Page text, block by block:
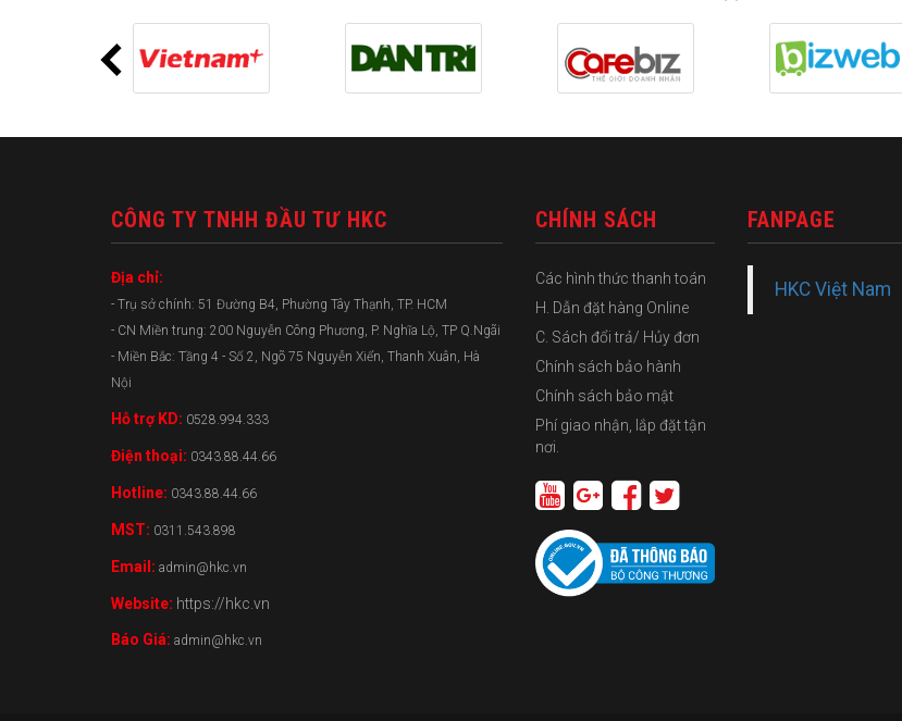
CÔNG TY TNHH ĐẦU TƯ HKC
Địa chỉ:
- Trụ sở chính: 51 Đường B4, Phường Tây Thạnh, TP. HCM
- CN Miền trung: 200 Nguyễn Công Phương, P. Nghĩa Lộ, TP Q.Ngãi
- Miền Bắc: Tầng 4 - Số 2, Ngõ 75 Nguyễn Xiển, Thanh Xuân, Hà
Nội
Hỗ trợ KD: 0528.994.333
Điện thoại: 0343.88.44.66
Hotline: 0343.88.44.66
MST: 0311.543.898
Email: admin@hkc.vn
Website: https://hkc.vn
Báo Giá: admin@hkc.vn
CHÍNH SÁCH
Các hình thức thanh toán
H. Dẫn đặt hàng Online
C. Sách đổi trả/ Hủy đơn
Chính sách bảo hành
Chính sách bảo mật
Phí giao nhận, lắp đặt tận
nơi.
FANPAGE
HKC Việt Nam